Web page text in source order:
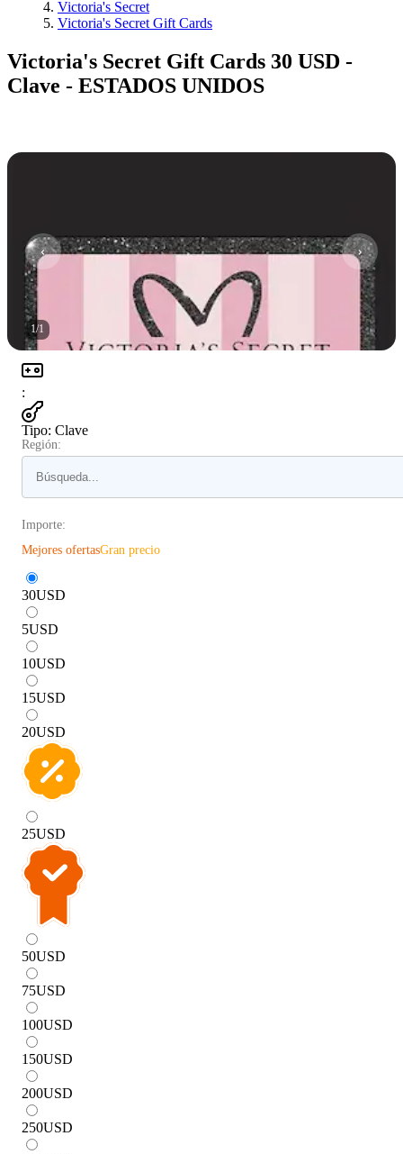
Victoria's Secret
Victoria's Secret Gift Cards
Victoria's Secret Gift Cards 30 USD -
Clave - ESTADOS UNIDOS
1/1
:
Tipo: Clave
Región:
Importe:
Mejores ofertasGran precio
30USD
5USD
10USD
15USD
20USD
25USD
50USD
75USD
100USD
150USD
200USD
250USD